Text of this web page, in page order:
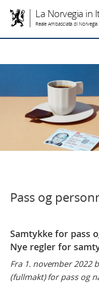
La Norvegia in
Reale Ambasciata di
Pass og
Samtykke for pass
Nye regler for
Fra 1. november 2022
(fullmakt) for pass og